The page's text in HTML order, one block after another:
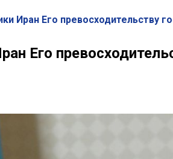
Иран Его превосходительству
Его